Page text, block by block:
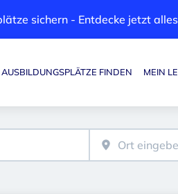
sichern - Entdecke jetzt
Haupt-
AUSBILDUNGSPLÄTZE FINDEN MEIN